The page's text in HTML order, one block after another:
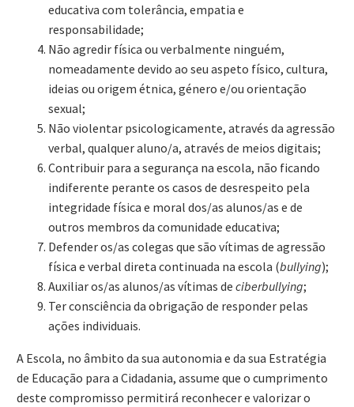
educativa com tolerância, empatia e
responsabilidade;
Não agredir física ou verbalmente ninguém,
nomeadamente devido ao seu aspeto físico, cultura,
ideias ou origem étnica, género e/ou orientação
sexual;
Não violentar psicologicamente, através da agressão
verbal, qualquer aluno/a, através de meios digitais;
Contribuir para a segurança na escola, não ficando
indiferente perante os casos de desrespeito pela
integridade física e moral dos/as alunos/as e de
outros membros da comunidade educativa;
Defender os/as colegas que são vítimas de agressão
física e verbal direta continuada na escola (bullying);
Auxiliar os/as alunos/as vítimas de ciberbullying;
Ter consciência da obrigação de responder pelas
ações individuais.
A Escola, no âmbito da sua autonomia e da sua Estratégia
de Educação para a Cidadania, assume que o cumprimento
deste compromisso permitirá reconhecer e valorizar o